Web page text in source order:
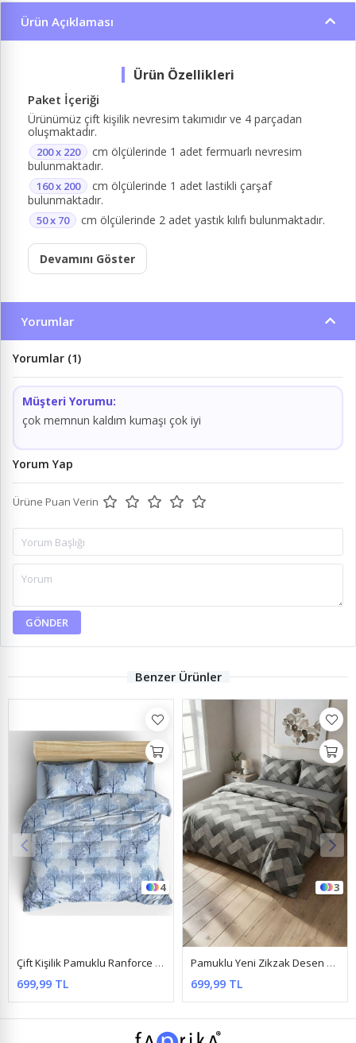
Ürün Açıklaması
Paket İçeriği
Ürünümüz çift kişilik nevresim takımıdır ve 4 parçadan
oluşmaktadır.
200 x 220
cm ölçülerinde 1 adet fermuarlı nevresim
bulunmaktadır.
160 x 200
cm ölçülerinde 1 adet lastikli çarşaf
bulunmaktadır.
50 x 70 cm ölçülerinde 2 adet yastık kılıfı bulunmaktadır.
Devamını Göster
Yorumlar
Yorumlar (1)
Müşteri Yorumu:
çok memnun kaldım kumaşı çok iyi
Yorum Yap
Ürüne Puan Verin
GÖNDER
Benzer Ürünler
3
Pamuklu Yeni Zikzak Desen Çift Kişilik Nevresim Takım ( Çarşafı Lastikli ) Gri
699,99 TL
Pamuklu Kumaş Kristal Desen Çift Kişilik Nevresim Takımı Gri
699,99 TL